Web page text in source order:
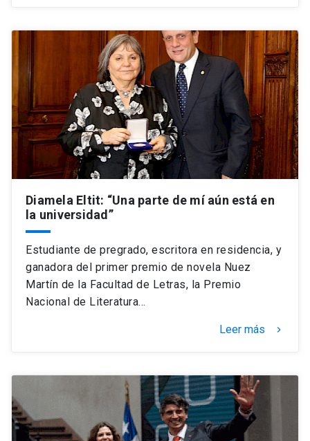
Diamela Eltit: “Una parte de mí aún está en
la universidad”
Estudiante de pregrado, escritora en residencia, y
ganadora del primer premio de novela Nuez
Martín de la Facultad de Letras, la Premio
Nacional de Literatura…
Leer más keyboard_arrow_right